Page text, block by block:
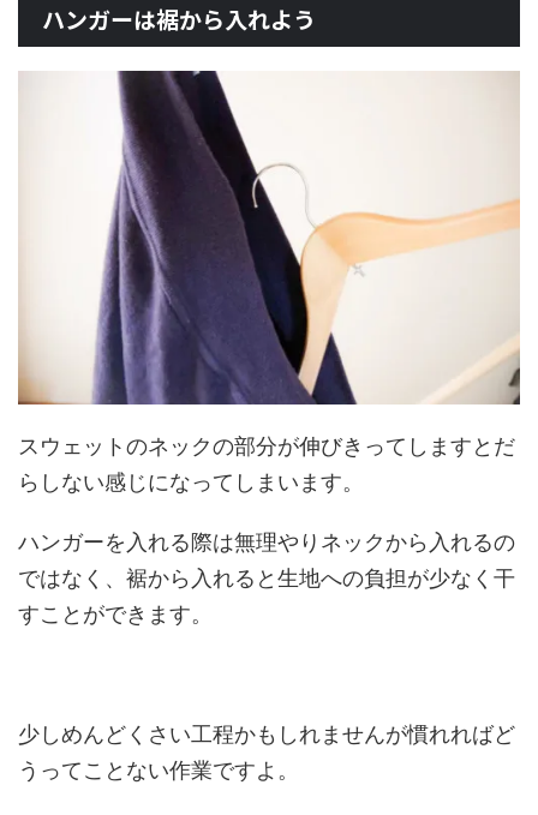
ハンガーは裾から入れよう
スウェットのネックの部分が伸びきってしますとだ
らしない感じになってしまいます。
ハンガーを入れる際は無理やりネックから入れるの
ではなく、裾から入れると生地への負担が少なく干
すことができます。
少しめんどくさい工程かもしれませんが慣れればど
うってことない作業ですよ。